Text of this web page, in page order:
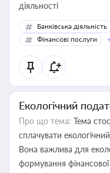
діяльності
Банківська діяльність
Фінансові послуги
Екологічний
Про що тема: Тема
сплачувати
Вона важлива для
формування